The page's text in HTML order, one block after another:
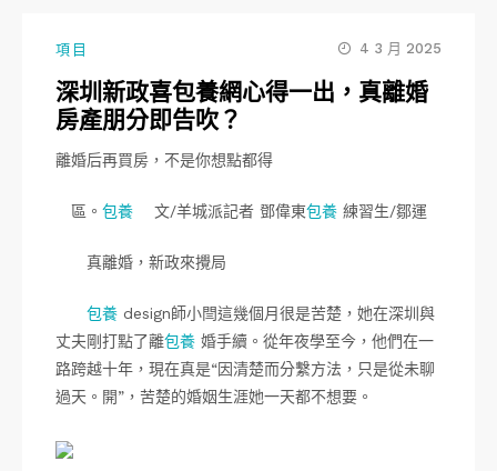
項目 4 3 月 2025
深圳新政喜包養網心得一出，真離婚
房產朋分即告吹？
離婚后再買房，不是你想點都得
區。 包養 文/羊城派記者 鄧偉東包養 練習生/鄒運
真離婚，新政來攪局
包養 design師小閆這幾個月很是苦楚，她在深圳與
丈夫剛打點了離包養 婚手續。從年夜學至今，他們在一
路跨越十年，現在真是“因清楚而分繫方法，只是從未聊
過天。開”，苦楚的婚姻生涯她一天都不想要。